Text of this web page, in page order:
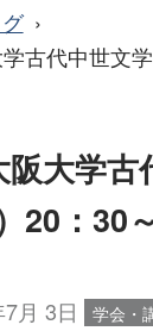
古代中世文
大学
20：30
月 3日 学会・